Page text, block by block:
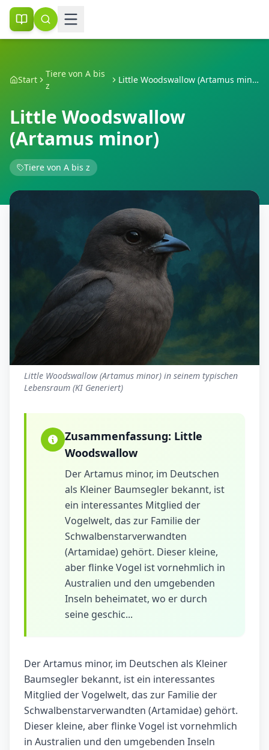
Start
Tiere von A bis
z
Little Woodswallow (Artamus minor)
Little Woodswallow
(Artamus minor)
Tiere von A bis z
Little Woodswallow (Artamus minor) in seinem typischen
Lebensraum (KI Generiert)
Zusammenfassung: Little
Woodswallow
Der Artamus minor, im Deutschen
als Kleiner Baumsegler bekannt, ist
ein interessantes Mitglied der
Vogelwelt, das zur Familie der
Schwalbenstarverwandten
(Artamidae) gehört. Dieser kleine,
aber flinke Vogel ist vornehmlich in
Australien und den umgebenden
Inseln beheimatet, wo er durch
seine geschic...
Der Artamus minor, im Deutschen als Kleiner
Baumsegler bekannt, ist ein interessantes
Mitglied der Vogelwelt, das zur Familie der
Schwalbenstarverwandten (Artamidae) gehört.
Dieser kleine, aber flinke Vogel ist vornehmlich
in Australien und den umgebenden Inseln